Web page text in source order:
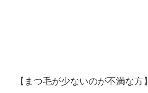
【まつ毛が少ないのが不満な方】